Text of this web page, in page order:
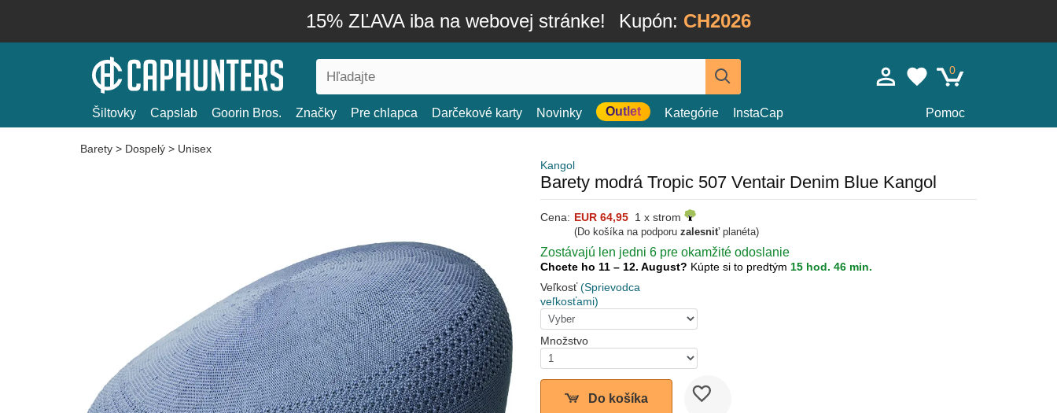
15% ZĽAVA iba na webovej stránke! Kupón: CH2026
0
Šiltovky Capslab Goorin Bros. Značky Pre chlapca Darčekové karty Novinky Outlet Kategórie InstaCap Pomoc
Barety > Dospelý > Unisex
Kangol
Barety modrá Tropic 507 Ventair Denim Blue Kangol
Cena: EUR 64,95 1 x strom
(Do košíka na podporu zalesniťplanéta)
Zostávajú len jedni 6 pre okamžité odoslanie
Chcete ho 11 – 12. August? Kúpte si to predtým 15 hod. 46 min.
Veľkosť (Sprievodca
veľkosťami)
Množstvo
Do košíka